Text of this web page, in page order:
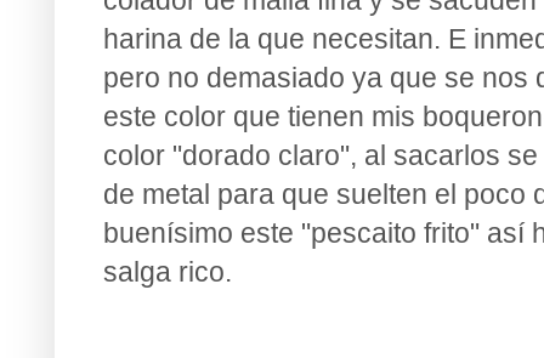
harina de la que necesitan. E
pero no demasiado ya que se nos
este color que tienen mis
color "dorado claro", al sacarlos
de metal para que suelten el poco
buenísimo este "pescaito frito" así
salga rico.